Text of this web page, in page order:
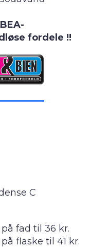
fordele !!
C
fad til 36 kr.
flaske til 41 kr.